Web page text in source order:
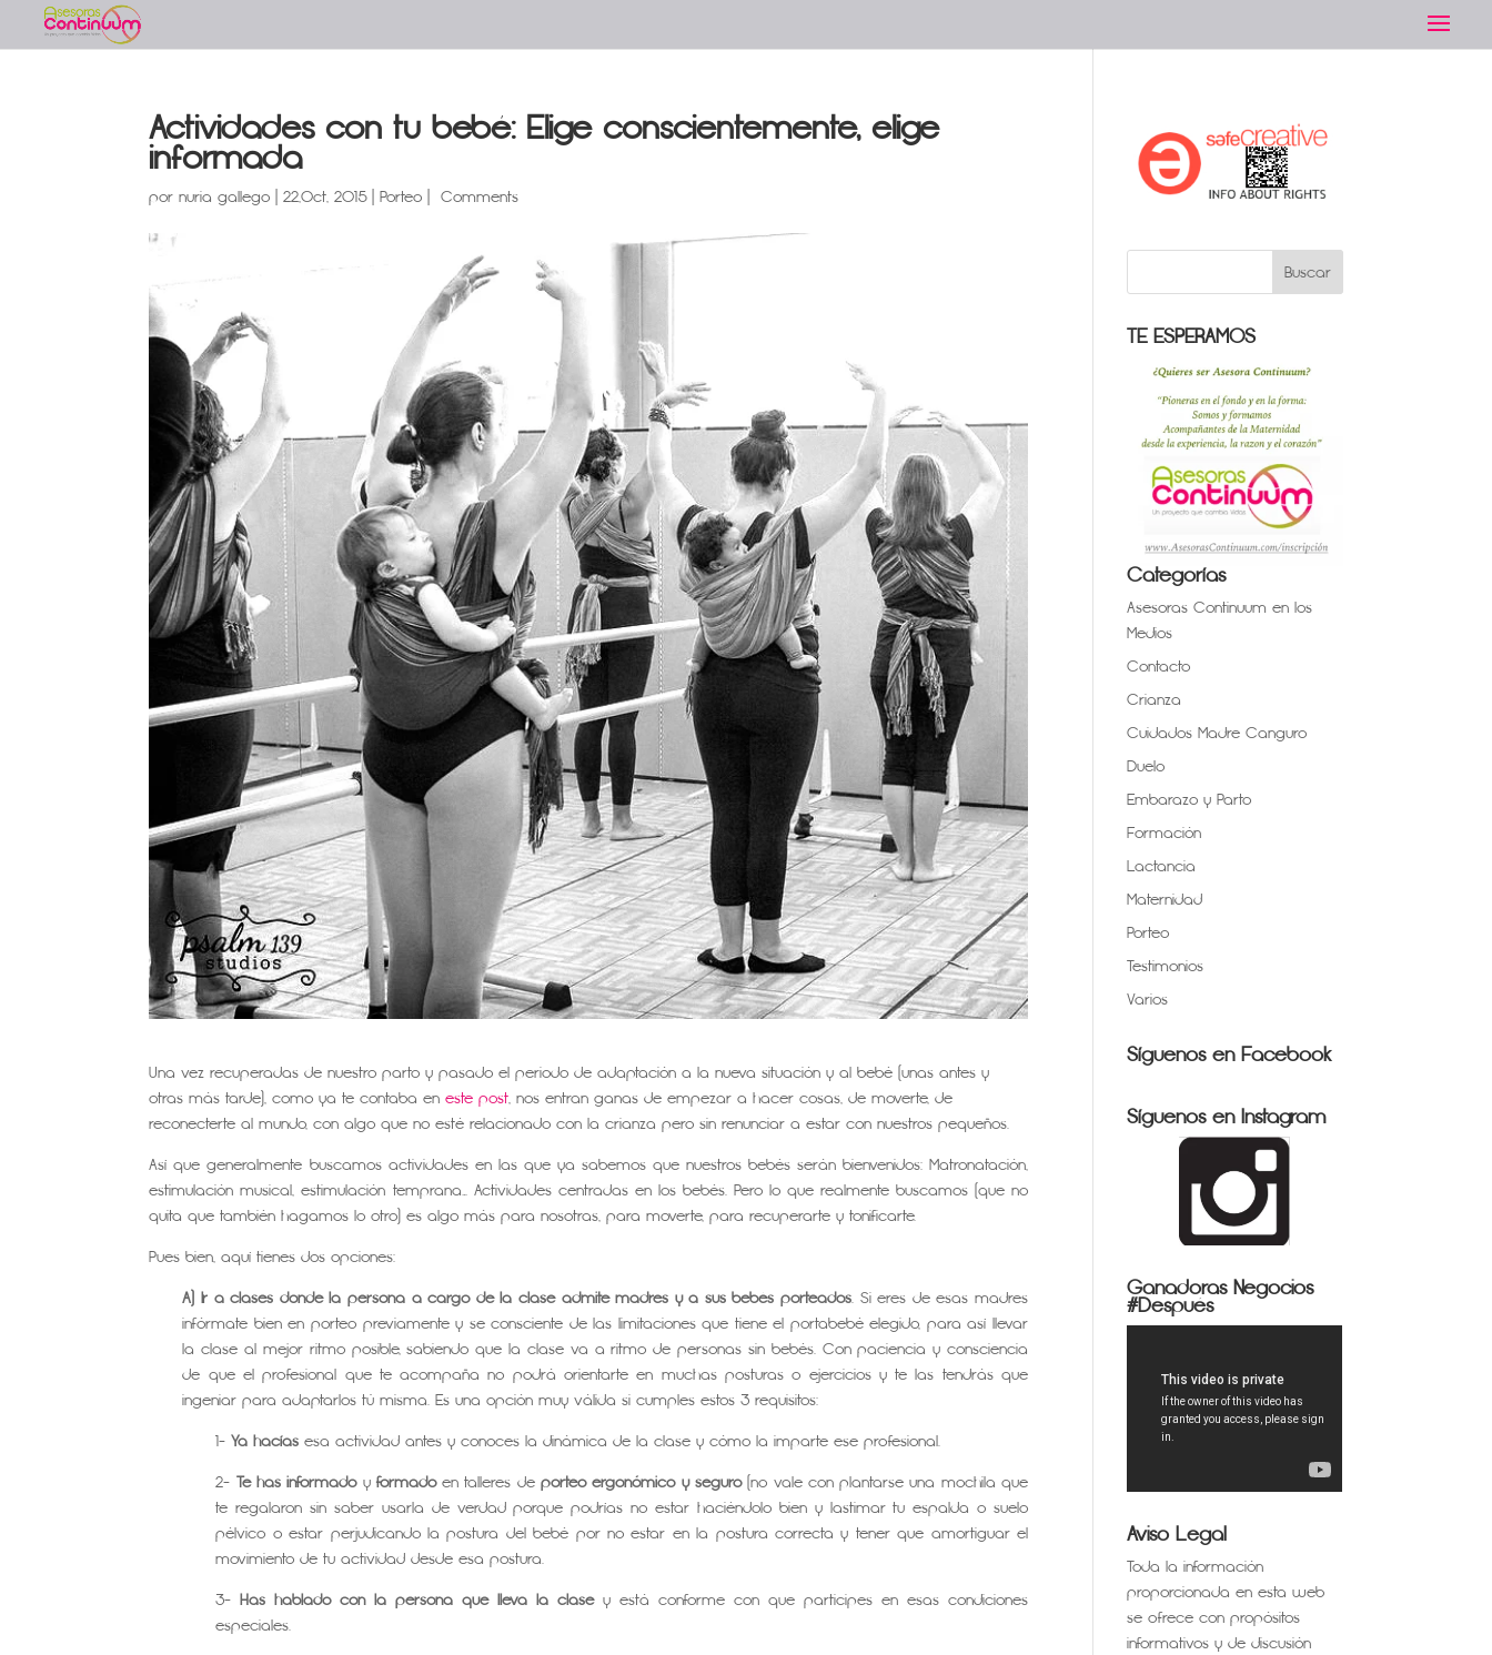
Actividades con tu bebé: Elige conscientemente, elige
informada
pornuria gallego |22,Oct, 2015|Porteo Comments
Una vez recuperadas de nuestro parto y pasado el periodo de adaptación a la nueva situación y al bebé (unas antes y
otras más tarde), como ya te contaba eneste post, nos entran ganas de empezar a hacer cosas, de moverte, de
reconecterte al mundo, con algo que no esté relacionado con la crianza pero sin renunciar a estar con nuestros pequeños.
Así que generalmente buscamos actividades en las que ya sabemos que nuestros bebés serán bienvenidos: Matronatación,
estimulación musical, estimulación temprana… Actividades centradas en los bebés. Pero lo que realmente buscamos (que no
quita que también hagamos lo otro) es algo más para nosotras, para moverte, para recuperarte y tonificarte.
Pues bien, aquí tienes dos opciones:
A) Ir a clases donde la persona a cargo de la clase admite madres y a sus bebés porteados. Si eres de esas madres
infórmate bien en porteo previamente y se consciente de las limitaciones que tiene el portabebé elegido, para así llevar
la clase al mejor ritmo posible, sabiendo que la clase va a ritmo de personas sin bebés. Con paciencia y consciencia
de que el profesional que te acompaña no podrá orientarte en muchas posturas o ejercicios y te las tendrás que
ingeniar para adaptarlos tú misma. Es una opción muy válida si cumples estos 3 requisitos:
1-Ya hacías esa actividad antes y conoces la dinámica de la clase y cómo la imparte ese profesional.
2- Te has informadoyformadoen talleres deporteo ergonómico y seguro(no vale con plantarse una mochila que
te regalaron sin saber usarla de verdad porque podrías no estar haciéndolo bien y lastimar tu espalda o suelo
pélvico o estar perjudicando la postura del bebé por no estar en la postura correcta y tener que amortiguar el
movimiento de tu actividad desde esa postura.
3-Has hablado con la persona que lleva la clasey está conforme con que participes en esas condiciones
especiales.
TE ESPERAMOS
Categorías
Asesoras Continuum en los
Medios
Contacto
Crianza
Cuidados Madre Canguro
Duelo
Embarazo y Parto
Formación
Lactancia
Maternidad
Porteo
Testimonios
Varios
Síguenos en Facebook
Síguenos en Instagram
Ganadoras Negocios
#Después
Aviso Legal
Toda la información
proporcionada en esta web
se ofrece con propósitos
informativos y de discusión